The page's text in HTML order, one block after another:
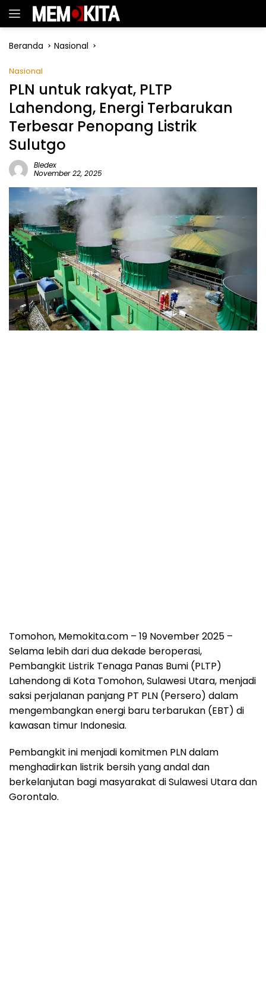
Langsung
Beranda
Nasional
Nasional
PLN untuk rakyat, PLTP
Lahendong, Energi Terbarukan
Terbesar Penopang Listrik
Sulutgo
Bledex
November 22, 2025
Tomohon, Memokita.com – 19 November 2025 –
Selama lebih dari dua dekade beroperasi,
Pembangkit Listrik Tenaga Panas Bumi (PLTP)
Lahendong di Kota Tomohon, Sulawesi Utara, menjadi
saksi perjalanan panjang PT PLN (Persero) dalam
mengembangkan energi baru terbarukan (EBT) di
kawasan timur Indonesia.
Pembangkit ini menjadi komitmen PLN dalam
menghadirkan listrik bersih yang andal dan
berkelanjutan bagi masyarakat di Sulawesi Utara dan
Gorontalo.